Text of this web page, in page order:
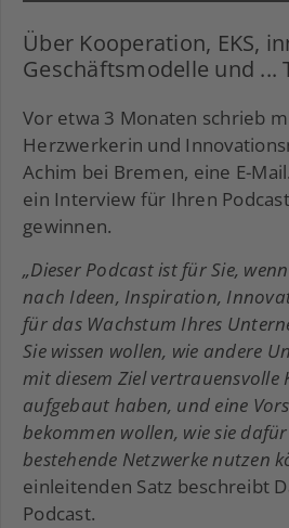
Über Kooperation, EKS,
Geschäftsmodelle und ...
Vor etwa 3 Monaten schrieb
Herzwerkerin und
Achim bei Bremen, eine E-
ein Interview für Ihren Podcast
gewinnen.
„Dieser Podcast ist für Sie,
nach Ideen, Inspiration,
für das Wachstum Ihres
Sie wissen wollen, wie andere
mit diesem Ziel vertrauensvolle
aufgebaut haben, und eine
bekommen wollen, wie sie
bestehende Netzwerke nutzen
einleitenden Satz beschreibt
Podcast.